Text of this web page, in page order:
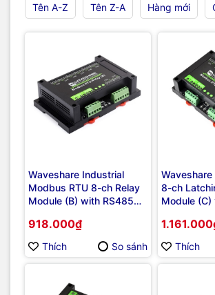
Tên A-Z Tên Z-A Hàng mới
Waveshare Industrial
Modbus RTU 8-ch Relay
Module (B) with RS485
Protection Circuits,
7~36V Power Supply
918.000₫
Thích So sánh
8-ch
Module (C)
Protection
Thích